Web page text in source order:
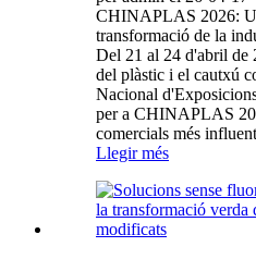
CHINAPLAS 2026:
transformació de la
Del 21 al 24 d'abril de
del plàstic i el cautxú
Nacional
per a CHINAPLAS
comercials més
Llegir més